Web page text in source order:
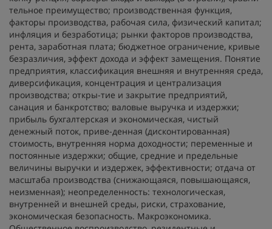
тельное преимущество; производственная функция,
факторы производства, рабочая сила, физический капитал;
инфляция и безработица; рынки факторов производства,
рента, заработная плата; бюджетное ограничение, кривые
безразличия, эффект дохода и эффект замещения. Понятие
предприятия, классификация внешняя и внутренняя среда,
диверсификация, концентрация и централизация
производства; откры-тие и закрытие предприятий,
санация и банкротство; валовые выручка и издержки;
прибыль бухгалтерская и экономическая, чистый
денежный поток, приве-денная (дисконтированная)
стоимость, внутренняя норма доходности; переменные и
постоянные издержки; общие, средние и предельные
величины выручки и издержек, эффективности; отдача от
масштаба производства (снижающаяся, повышающаяся,
неизменная); неопределенность: технологическая,
внутренней и внешней среды, риски, страхование,
экономическая безопасность. Макроэкономика.